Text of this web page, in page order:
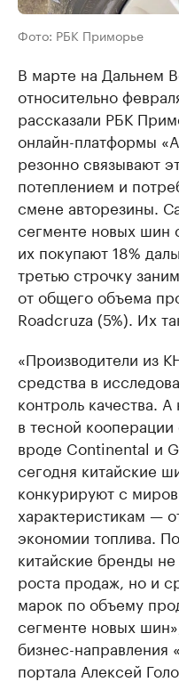
Фото: РБК Приморье
В марте на Дальнем
относительно
рассказали РБК
онлайн-платформы
резонно связывают
потеплением и
смене авторезины.
сегменте новых шин
их покупают 18%
третью строчку
от общего объема
Roadcruza (5%). Их
«Производители из
средства в
контроль качества.
в тесной
вроде Continental и
сегодня китайские
конкурируют с
характеристикам —
экономии топлива.
китайские бренды
роста продаж, но и
марок по объему
сегменте новых
бизнес-направления
портала Алексей